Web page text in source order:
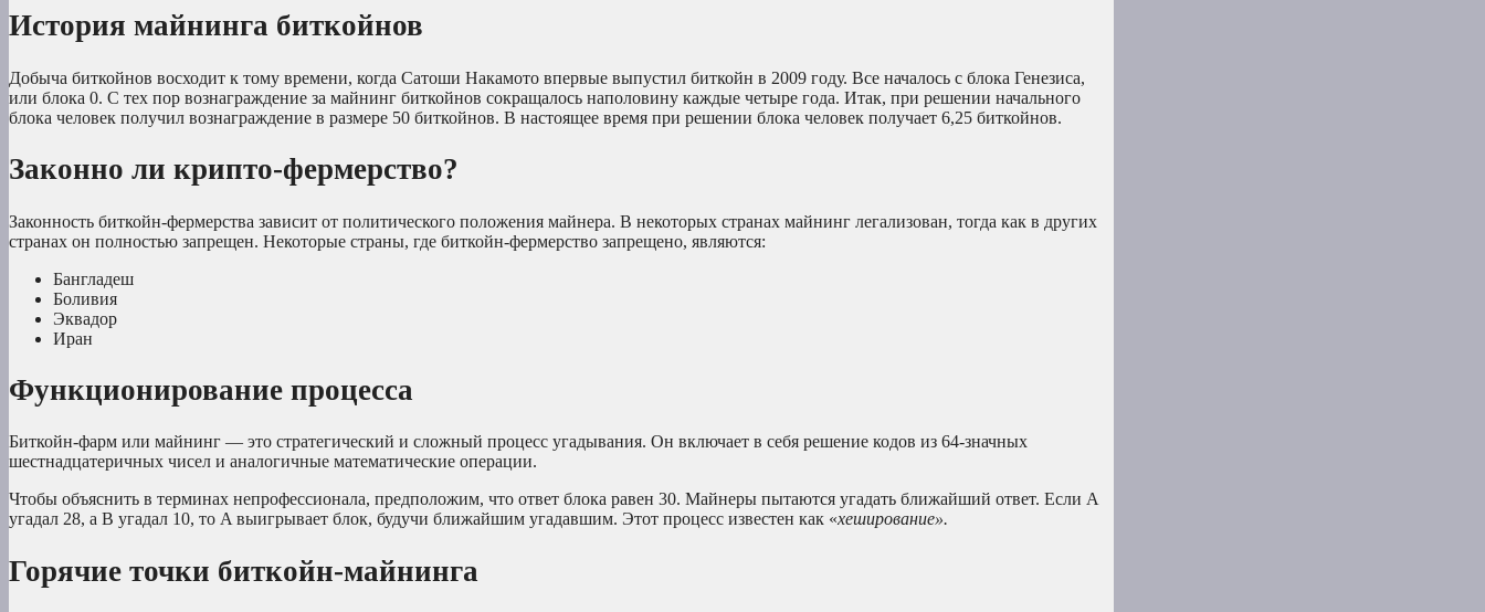
История майнинга биткойнов
Добыча биткойнов восходит к тому времени, когда Сатоши Накамото впервые выпустил биткойн в 2009 году. Все началось с блока Генезиса,
или блока 0. С тех пор вознаграждение за майнинг биткойнов сокращалось наполовину каждые четыре года. Итак, при решении начального
блока человек получил вознаграждение в размере 50 биткойнов. В настоящее время при решении блока человек получает 6,25 биткойнов.
Законно ли крипто-фермерство?
Законность биткойн-фермерства зависит от политического положения майнера. В некоторых странах майнинг легализован, тогда как в других
странах он полностью запрещен. Некоторые страны, где биткойн-фермерство запрещено, являются:
Бангладеш
Боливия
Эквадор
Иран
Функционирование процесса
Биткойн-фарм или майнинг — это стратегический и сложный процесс угадывания. Он включает в себя решение кодов из 64-значных
шестнадцатеричных чисел и аналогичные математические операции.
Чтобы объяснить в терминах непрофессионала, предположим, что ответ блока равен 30. Майнеры пытаются угадать ближайший ответ. Если A
угадал 28, а B угадал 10, то A выигрывает блок, будучи ближайшим угадавшим. Этот процесс известен как «хеширование».
Горячие точки биткойн-майнинга